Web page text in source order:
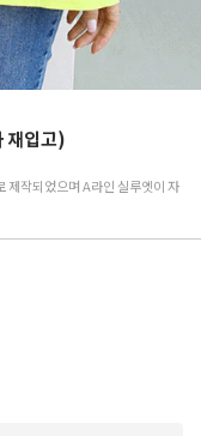
재입고)
제작되었으며 A라인 실루엣이 자